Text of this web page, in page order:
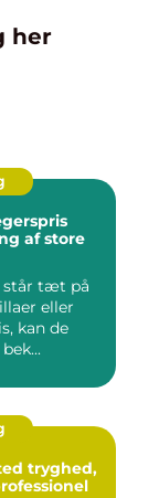
her
af store
står tæt på
eller
kan de